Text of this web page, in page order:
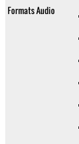
Formats Audio